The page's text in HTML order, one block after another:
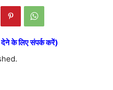
देने के लिए संपर्क करें)